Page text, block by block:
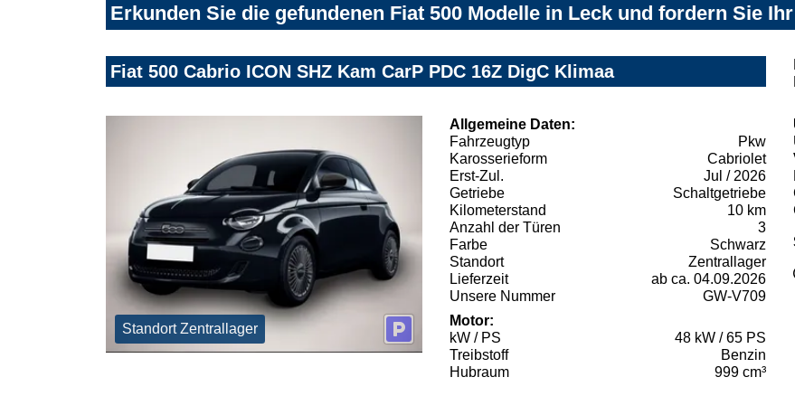
Erkunden Sie die gefundenen Fiat 500 Modelle in Leck und fordern Sie
Fiat 500 Cabrio ICON SHZ Kam CarP PDC 16Z DigC Klimaa
Standort Zentrallager
Allgemeine Daten:
Fahrzeugtyp
Pkw
Karosserieform
Cabriolet
Erst-Zul.
Jul / 2026
Getriebe
Schaltgetriebe
Kilometerstand
10 km
Anzahl der Türen
3
Farbe
Schwarz
Standort
Zentrallager
Lieferzeit
ab ca. 04.09.2026
Unsere Nummer
GW-V709
Motor:
kW / PS
48 kW / 65 PS
Treibstoff
Benzin
Hubraum
999 cm³